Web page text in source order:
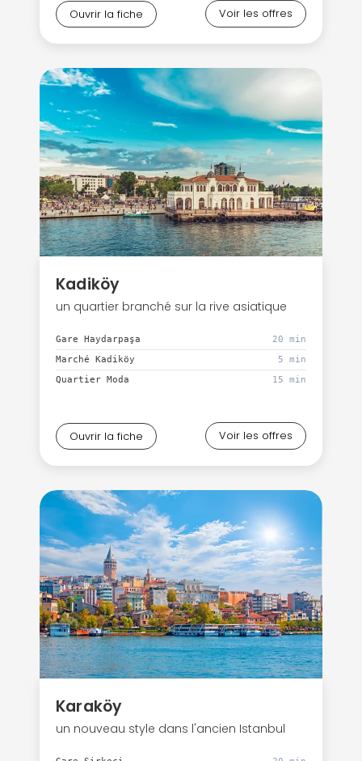
Ouvrir la fiche Voir les offres
Kadiköy
un quartier branché sur la rive asiatique
Gare Haydarpaşa
20 min
Marché Kadiköy
5 min
Quartier Moda
15 min
Ouvrir la fiche Voir les offres
Karaköy
un nouveau style dans l'ancien Istanbul